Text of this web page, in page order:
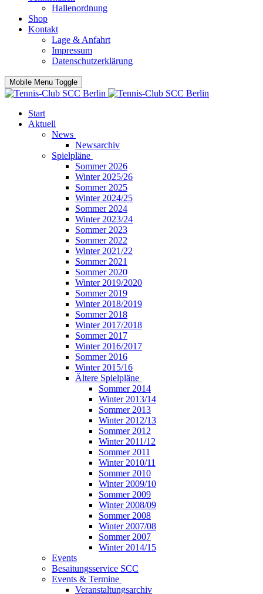
Hallenordnung
Shop
Kontakt
Lage & Anfahrt
Impressum
Datenschutzerklärung
Mobile Menu Toggle
Start
Aktuell
News
Newsarchiv
Spielpläne
Sommer 2026
Winter 2025/26
Sommer 2025
Winter 2024/25
Sommer 2024
Winter 2023/24
Sommer 2023
Sommer 2022
Winter 2021/22
Sommer 2021
Sommer 2020
Winter 2019/2020
Sommer 2019
Winter 2018/2019
Sommer 2018
Winter 2017/2018
Sommer 2017
Winter 2016/2017
Sommer 2016
Winter 2015/16
Ältere Spielpläne
Sommer 2014
Winter 2013/14
Sommer 2013
Winter 2012/13
Sommer 2012
Winter 2011/12
Sommer 2011
Winter 2010/11
Sommer 2010
Winter 2009/10
Sommer 2009
Winter 2008/09
Sommer 2008
Winter 2007/08
Sommer 2007
Winter 2014/15
Events
Besaitungsservice SCC
Events & Termine
Veranstaltungsarchiv